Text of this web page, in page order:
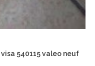
540115 valeo neuf